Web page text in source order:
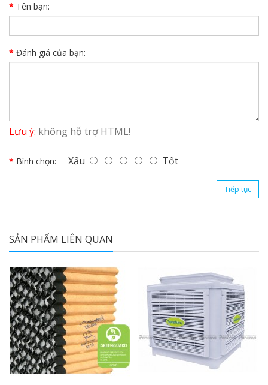
Tên bạn:
Đánh giá của bạn:
Lưu ý: không hỗ trợ HTML!
Bình chọn: Xấu Tốt
Tiếp tục
SẢN PHẨM LIÊN QUAN